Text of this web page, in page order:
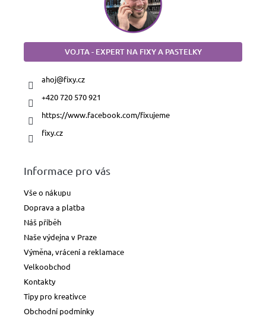
VOJTA - EXPERT NA FIXY A PASTELKY
ahoj@fixy.cz
+420 720 570 921
https://www.facebook.com/fixujeme
fixy.cz
Informace pro vás
Vše o nákupu
Doprava a platba
Náš příběh
Naše výdejna v Praze
Výměna, vrácení a reklamace
Velkoobchod
Kontakty
Tipy pro kreativce
Obchodní podmínky